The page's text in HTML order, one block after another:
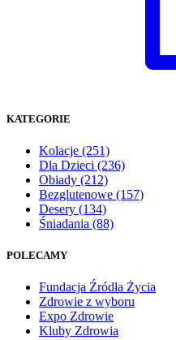
KATEGORIE
Kolacje (251)
Dla Dzieci (236)
Obiady (212)
Bezglutenowe (157)
Desery (134)
Śniadania (88)
POLECAMY
Fundacja Źródła Życia
Zdrowie z wyboru
Expo Zdrowie
Kluby Zdrowia